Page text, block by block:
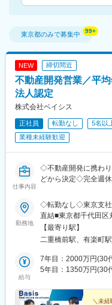
東京都のみで募集中
NEW 締切間近
不動産開発営業／平
法人認定
株式会社ベイシス
正社員 転勤なし 5名以
業種未経験歓迎
仕事内容
◇不動産開発に携わ
どから決定◇完全週
勤務地
◇転勤なし◇東京支社
直結■東京都千代田区
トロ「二重橋前」駅
分・JR「有楽町」駅
【最寄り駅】
二重橋前駅、有楽町
給与
7年目：2000万円(30
5年目：1350万円(30
＼未経